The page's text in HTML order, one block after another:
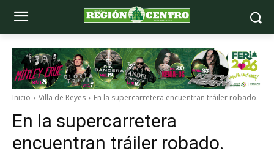
Inicio Villa de Reyes En la supercarretera encuentran tráiler robado.
En la supercarretera
encuentran tráiler robado.